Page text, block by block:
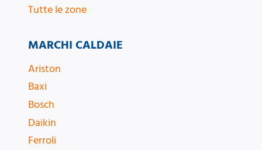
Tutte le zone
MARCHI CALDAIE
Ariston
Baxi
Bosch
Daikin
Ferroli